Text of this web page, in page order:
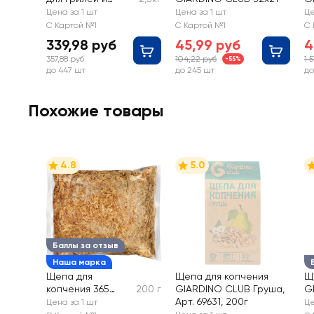
мангалов 365
ДНЕЙ 30л
Цена за 1 шт
С Картой №1
339,98 руб
357,88 руб
до 447 шт
Цена за 1 шт
С Картой №1
45,99 руб
104,22 руб -55%
до 245 шт
С
1
Похожие товары
Баллы за отзыв
Наша марка
4.8
Щепа для
копчения 365
ДНЕЙ Ольха, Арт.
200 г
Цена за 1 шт
5.0
Щепа для копчения
GIARDINO CLUB Груша,
Арт. 69631, 200г